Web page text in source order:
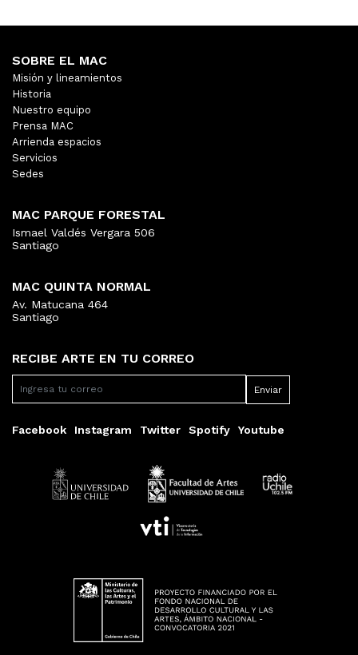
RECIBE ARTE EN TU CORREO
Facebook Instagram Twitter Spotify Youtube
SOBRE EL MAC
Misión y lineamientos
Historia
Nuestro equipo
Prensa MAC
Arrienda espacios
Servicios
Sedes
MAC PARQUE FORESTAL
Ismael Valdés Vergara 506
Santiago
MAC QUINTA NORMAL
Av. Matucana 464
Santiago